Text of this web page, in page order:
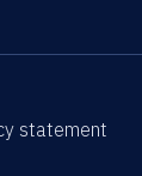
statement